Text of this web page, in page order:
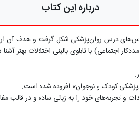
درباره این کتاب
در کلاس‌های درس روان‌پزشکی شکل گرفت و
اجتماعی) با تابلوی بالینی اختلالات بهتر
تجربه‌های خود را به زبانی ساده و در قالب